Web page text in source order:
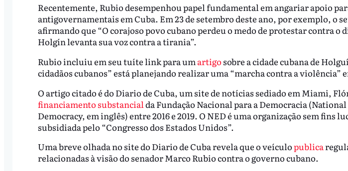
Recentemente, Rubio desempenhou papel fundamental em angariar apoio
antigovernamentais em Cuba. Em 23 de setembro deste ano, por exemplo, o
afirmando que “O corajoso povo cubano perdeu o medo de protestar contra o
Holgín levanta sua voz contra a tirania”.
Rubio incluiu em seu tuíte link para um artigo sobre a cidade cubana de
cidadãos cubanos” está planejando realizar uma “marcha contra a violência”
O artigo citado é do Diario de Cuba, um site de notícias sediado em Miami,
financiamento substancial da Fundação Nacional para a Democracia
Democracy, em inglês) entre 2016 e 2019. O NED é uma organização sem fins
subsidiada pelo “Congresso dos Estados Unidos”.
Uma breve olhada no site do Diario de Cuba revela que o veículopublica
relacionadas à visão do senador Marco Rubio contra o governo cubano.